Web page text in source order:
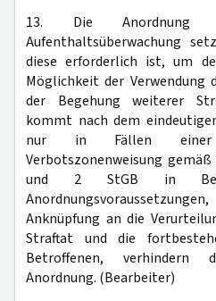
13. Die Anordnung
Aufenthaltsüberwachung
diese erforderlich ist, um
Möglichkeit der Verwendung
der Begehung weiterer
kommt nach dem
nur in Fällen einer
Verbotszonenweisung gemäß
und 2 StGB in
Anknüpfung an die
Straftat und die
Betroffenen, verhindern
Anordnung. (Bearbeiter)